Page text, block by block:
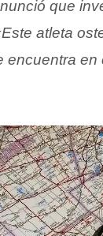
que
atleta
encuentra